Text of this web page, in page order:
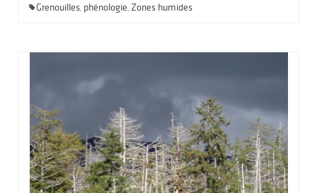
Grenouilles, phénologie, Zones humides